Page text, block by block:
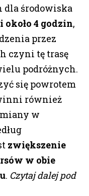
środowiska
około 4 godzin,
przez
czyni tę trasę
podróżnych.
się powrotem
również
w
zwiększenie
w obie
. Czytaj dalej pod